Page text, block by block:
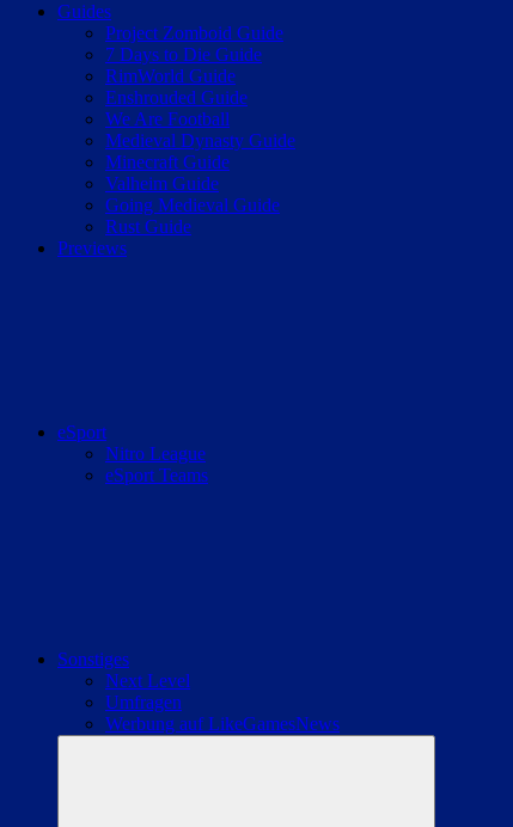
Guides
Project Zomboid Guide
7 Days to Die Guide
RimWorld Guide
Enshrouded Guide
We Are Football
Medieval Dynasty Guide
Minecraft Guide
Valheim Guide
Going Medieval Guide
Rust Guide
Previews
eSport
Nitro League
eSport Teams
Sonstiges
Next Level
Umfragen
Werbung auf LikeGamesNews